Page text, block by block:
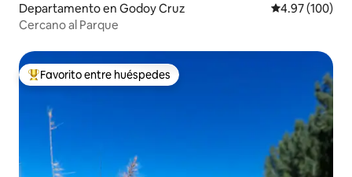
Departamento en Godoy Cruz Calificación
4.97 (100)
Cercano al Parque
De los mejores en Favorito entre huéspedes
Favorito entre huéspedes